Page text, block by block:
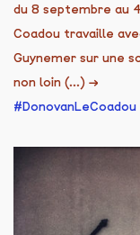
du 8 septembre au
Coadou travaille
Guynemer sur une
non loin (...) →
DonovanLeCoadou